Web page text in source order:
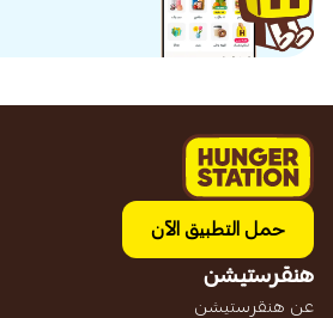
حمل التطبيق الآن
هنقرستيشن
عن هنقرستيشن